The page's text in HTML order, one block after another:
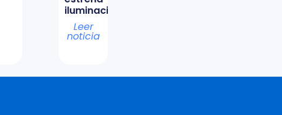
iluminación
Leer
noticia